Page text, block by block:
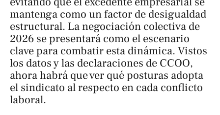
mantenga como un factor de desigualdad
estructural. La negociación colectiva de
2026 se presentará como el escenario
clave para combatir esta dinámica. Vistos
los datos y las declaraciones de CCOO,
ahora habrá que ver qué posturas adopta
el sindicato al respecto en cada conflicto
laboral.